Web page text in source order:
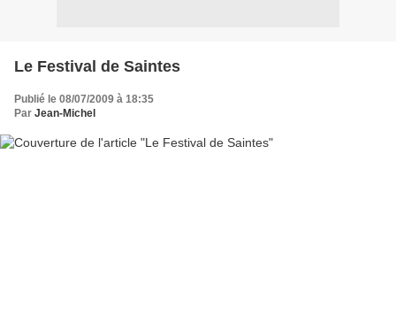
Le Festival de Saintes
Publié le 08/07/2009 à 18:35
Par Jean-Michel